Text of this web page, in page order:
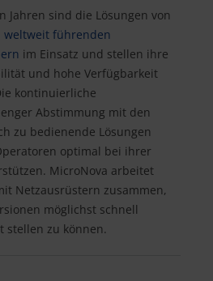
Jahren sind die Lösungen von
weltweit führenden
im Einsatz und stellen ihre
und hohe Verfügbarkeit
kontinuierliche
Abstimmung mit den
zu bedienende Lösungen
optimal bei ihrer
MicroNova arbeitet
Netzausrüstern zusammen,
möglichst schnell
zu können.